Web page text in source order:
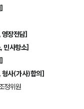
영장전담]
민사항소]
형사(가사)합의]
정위원